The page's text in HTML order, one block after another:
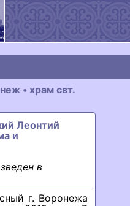
• храм свт.
Леонтий
и
в
г. Воронежа